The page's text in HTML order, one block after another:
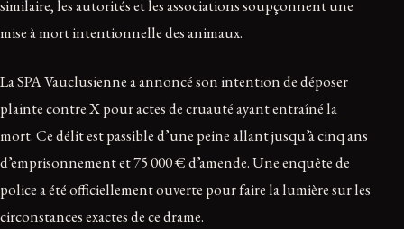
similaire, les autorités et les associations soupçonnent une
mise à mort intentionnelle des animaux.
La SPA Vauclusienne a annoncé son intention de déposer
plainte contre X pour actes de cruauté ayant entraîné la
mort. Ce délit est passible d’une peine allant jusqu’à cinq ans
d’emprisonnement et 75 000 € d’amende. Une enquête de
police a été officiellement ouverte pour faire la lumière sur les
circonstances exactes de ce drame.